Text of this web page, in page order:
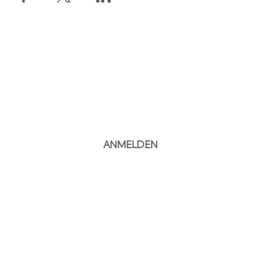
ANMELDEN